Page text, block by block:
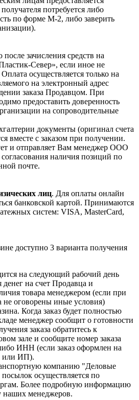
потребуется либо
по форме М-2, либо заверить
после зачисления средств на
Север», если иное не
осуществляется только на
на электронный адрес
заказа Продавцом. При
предоставить доверенность
на сопроводительные
документы (оригинал счета
вместе с заказом при получении.
и отправляет Вам менеджер ООО
наличия позиций по
почте.
лиц. Для оплаты онлайн
банковской картой. Принимаются
систем: VISA, MasterCard,
доступно 3 варианта получения
на следующий рабочий день
денег на счет Продавца и
товара менеджером (если при
не оговорены иные условия)
Когда заказ будет полностью
менеджер сообщит о готовности
заказа обратитесь к
зале и сообщите номер заказа
ИНН (если заказ оформлен на
или ИП).
компанию "Деловые
осуществляется по
Более подробную информацию
наших менеджеров.